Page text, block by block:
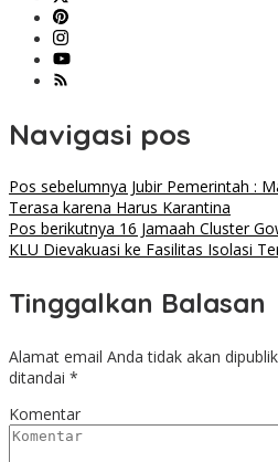
Navigasi pos
Pos sebelumnya Jubir Pemerintah :
Terasa karena Harus Karantina
Pos berikutnya 16 Jamaah Cluster
KLU Dievakuasi ke Fasilitas Isolasi
Tinggalkan Balasan
Alamat email Anda tidak akan
ditandai *
Komentar